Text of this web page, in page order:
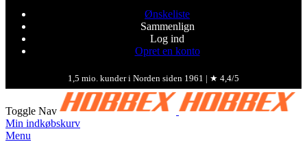
Ønskeliste
Sammenlign
Log ind
Opret en konto
1,5 mio. kunder i Norden siden 1961 | ★ 4,4/5
Toggle Nav
Min indkøbskurv
Menu